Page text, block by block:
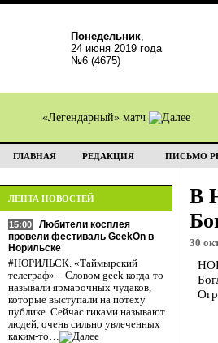
Понедельник,
24 июня 2019 года
№6 (4675)
«Легендарный» матч
ГЛАВНАЯ РЕДАКЦИЯ ПИСЬМО
ЛЕНТА НОВОСТЕЙ
15:00
Любители косплея
провели фестиваль GeekOn в
Норильске
#НОРИЛЬСК. «Таймырский
телеграф» – Словом geek когда-то
называли ярмарочных чудаков,
которые выступали на потеху
публике. Сейчас гиками называют
людей, очень сильно увлеченных
каким-то…
В
30